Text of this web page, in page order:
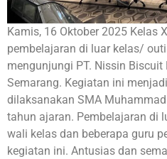
Kamis, 16 Oktober 2025 Kelas
pembelajaran di luar kelas/
mengunjungi PT. Nissin Biscuit
Semarang. Kegiatan ini
dilaksanakan SMA
tahun ajaran. Pembelajaran di
wali kelas dan beberapa guru
kegiatan ini. Antusias dan